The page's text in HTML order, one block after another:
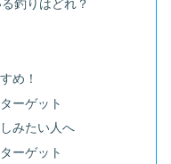
釣りはどれ？
め！
ーゲット
みたい人へ
ーゲット